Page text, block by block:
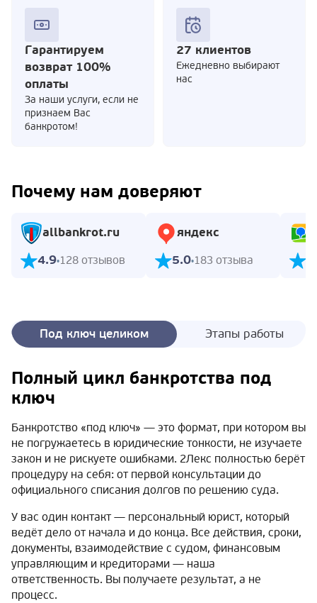
Гарантируем
возврат 100%
оплаты
За наши услуги, если не
признаем Вас
банкротом!
27 клиентов
Ежедневно выбирают
нас
Почему нам доверяют
allbankrot.ru
4.9 128 отзывов
яндекс
5.0 183 отзыва
Под ключ целиком Этапы работы
Полный цикл банкротства под
ключ
Банкротство «под ключ» — это формат, при котором вы
не погружаетесь в юридические тонкости, не изучаете
закон и не рискуете ошибками. 2Лекс полностью берёт
процедуру на себя: от первой консультации до
официального списания долгов по решению суда.
У вас один контакт — персональный юрист, который
ведёт дело от начала и до конца. Все действия, сроки,
документы, взаимодействие с судом, финансовым
управляющим и кредиторами — наша
ответственность. Вы получаете результат, а не
процесс.